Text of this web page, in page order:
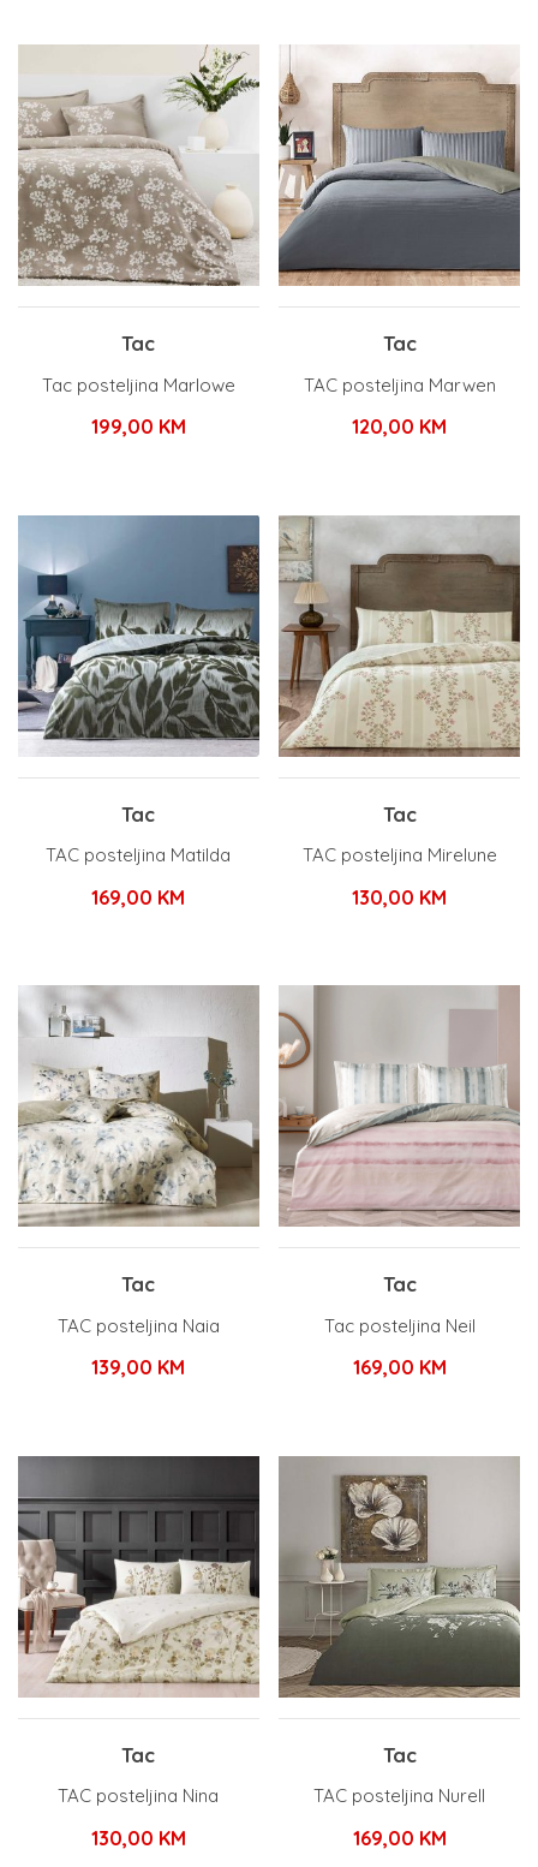
Tac
Tac posteljina Marlowe
199,00 KM
Tac
TAC posteljina Marwen
120,00 KM
Tac
TAC posteljina Matilda
169,00 KM
Tac
TAC posteljina Mirelune
130,00 KM
Tac
TAC posteljina Naia
139,00 KM
Tac
Tac posteljina Neil
169,00 KM
Tac
TAC posteljina Nina
130,00 KM
Tac
TAC posteljina Nurell
169,00 KM